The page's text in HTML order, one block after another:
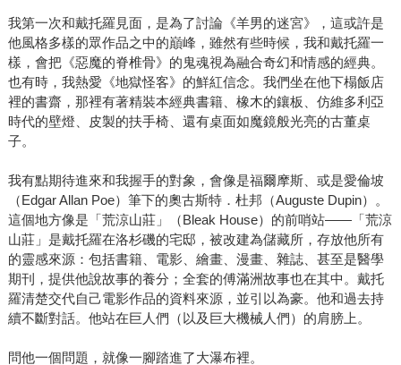
我第一次和戴托羅見面，是為了討論《羊男的迷宮》，這或許是
他風格多樣的眾作品之中的巔峰，雖然有些時候，我和戴托羅一
樣，會把《惡魔的脊椎骨》的鬼魂視為融合奇幻和情感的經典。
也有時，我熱愛《地獄怪客》的鮮紅信念。我們坐在他下榻飯店
裡的書齋，那裡有著精裝本經典書籍、橡木的鑲板、仿維多利亞
時代的壁燈、皮製的扶手椅、還有桌面如魔鏡般光亮的古董桌
子。
我有點期待進來和我握手的對象，會像是福爾摩斯、或是愛倫坡
（Edgar Allan Poe）筆下的奧古斯特．杜邦（Auguste Dupin）。
這個地方像是「荒涼山莊」（Bleak House）的前哨站——「荒涼
山莊」是戴托羅在洛杉磯的宅邸，被改建為儲藏所，存放他所有
的靈感來源：包括書籍、電影、繪畫、漫畫、雜誌、甚至是醫學
期刊，提供他說故事的養分；全套的傅滿洲故事也在其中。戴托
羅清楚交代自己電影作品的資料來源，並引以為豪。他和過去持
續不斷對話。他站在巨人們（以及巨大機械人們）的肩膀上。
問他一個問題，就像一腳踏進了大瀑布裡。